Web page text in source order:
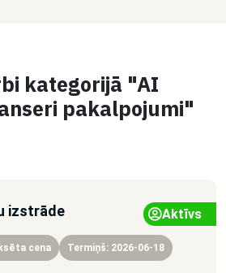
kategorijā "AI
pakalpojumi"
izstrāde Aktīvs
cena Termiņš: 2026-06-18